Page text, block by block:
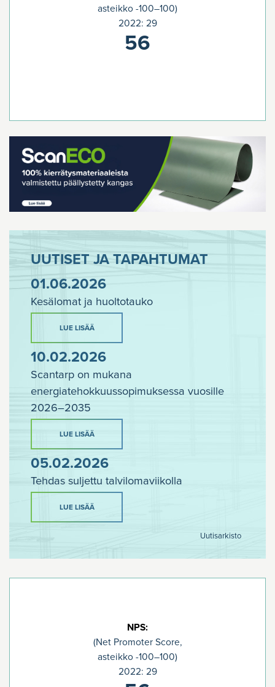
asteikko -100–100)
2022: 29
56
UUTISET JA TAPAHTUMAT
01.06.2026
Kesälomat ja huoltotauko
LUE LISÄÄ
10.02.2026
Scantarp on mukana
energiatehokkuussopimuksessa vuosille
2026–2035
LUE LISÄÄ
05.02.2026
Tehdas suljettu talvilomaviikolla
LUE LISÄÄ
Uutisarkisto
NPS:
(Net Promoter Score,
asteikko -100–100)
2022: 29